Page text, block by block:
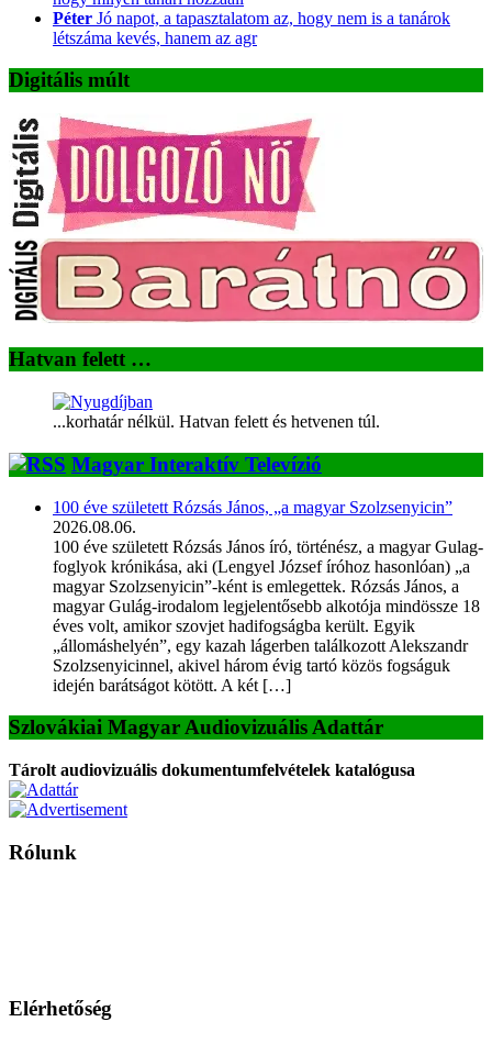
Péter Jó napot, a tapasztalatom az, hogy nem is a tanárok
létszáma kevés, hanem az agr
Digitális múlt
Hatvan felett …
...korhatár nélkül. Hatvan felett és hetvenen túl.
Magyar Interaktív Televízió
100 éve született Rózsás János, „a magyar Szolzsenyicin”
2026.08.06.
100 éve született Rózsás János író, történész, a magyar Gulag-
foglyok krónikása, aki (Lengyel József íróhoz hasonlóan) „a
magyar Szolzsenyicin”-ként is emlegettek. Rózsás János, a
magyar Gulág-irodalom legjelentősebb alkotója mindössze 18
éves volt, amikor szovjet hadifogságba került. Egyik
„állomáshelyén”, egy kazah lágerben találkozott Alekszandr
Szolzsenyicinnel, akivel három évig tartó közös fogságuk
idején barátságot kötött. A két […]
Szlovákiai Magyar Audiovizuális Adattár
Tárolt audiovizuális dokumentumfelvételek katalógusa
Rólunk
Elérhetőség